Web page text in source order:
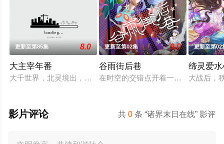
更新至第85集 8.0
大主宰年番
大千世界，北灵境出，踏灵路，伐罗天，剑斩诛邪永定乾坤，万
更新至第02集 9.0
谷雨街后巷
在时空的交错点开着一间酒馆——谷
更新至第02
缔灵爱
大战后，
共0 条 “诸界末日在线” 影评
影片评论